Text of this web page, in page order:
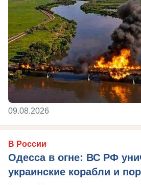
09.08.2026
В России
Одесса в огне: ВС РФ
украинские корабли и